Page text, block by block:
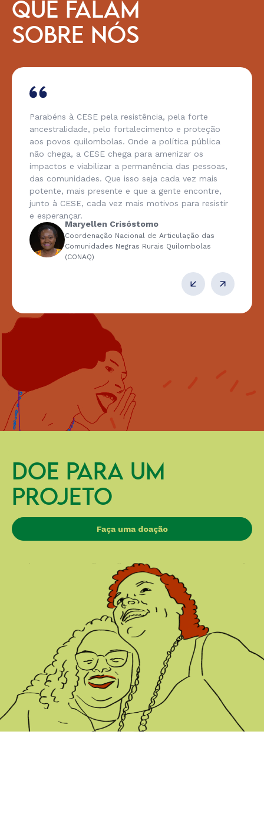
QUE FALAM
SOBRE NÓS
Parabéns à CESE pela resistência, pela forte
ancestralidade, pelo fortalecimento e proteção
aos povos quilombolas. Onde a política pública
não chega, a CESE chega para amenizar os
impactos e viabilizar a permanência das pessoas,
das comunidades. Que isso seja cada vez mais
potente, mais presente e que a gente encontre,
junto à CESE, cada vez mais motivos para resistir
e esperançar.
Maryellen Crisóstomo
Coordenação Nacional de Articulação das
Comunidades Negras Rurais Quilombolas
(CONAQ)
DOE PARA UM
PROJETO
Faça uma doação